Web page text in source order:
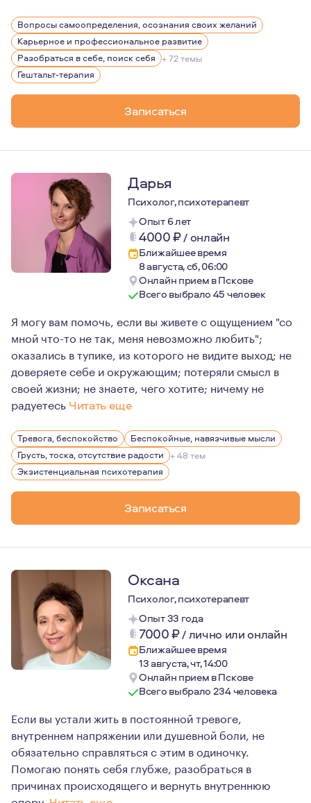
Замужем 16 лет.
Про отношения (личные, рабочие) знаю много: как
Люблю свою работу, благодарна своим клиентам за
Вопросы самоопределения, осознания своих желаний
Карьерное и профессиональное развитие
Разобраться в себе, поиск себя + 72 темы
Гештальт-терапия
Записаться
Дарья
Психолог, психотерапевт
Опыт 6 лет
4000₽/ онлайн
Ближайшее время
8 августа, сб, 06:00
Онлайн прием в Пскове
Всего выбрало 45 человек
Я могу вам помочь, если вы живете с ощущением "со
мной что-то не так, меня невозможно любить";
оказались в тупике, из которого не видите выход; не
доверяете себе и окружающим; потеряли смысл в
своей жизни; не знаете, чего хотите; ничему не
радуетесь Читать еще
Актриса плейбек-театра. Замужем, две дочери
Тревога, беспокойство
Беспокойные, навязчивые мысли
Грусть, тоска, отсутствие радости + 48 тем
Экзистенциальная психотерапия
Записаться
Оксана
Психолог, психотерапевт
Опыт 33 года
7000₽/лично или онлайн
Ближайшее время
13 августа, чт, 14:00
Онлайн прием в Пскове
Всего выбрало 234 человека
Если вы устали жить в постоянной тревоге,
внутреннем напряжении или душевной боли, не
обязательно справляться с этим в одиночку.
Помогаю понять себя глубже, разобраться в
причинах происходящего и вернуть внутреннюю